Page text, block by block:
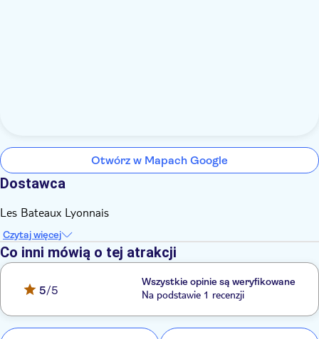
Otwórz w Mapach Google
Dostawca
Les Bateaux Lyonnais
Czytaj więcej
Co inni mówią o tej atrakcji
5/5
Wszystkie opinie są weryfikowane
Na podstawie 1 recenzji